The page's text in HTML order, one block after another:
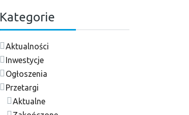
Kategorie
Aktualności
Inwestycje
Ogłoszenia
Przetargi
Aktualne